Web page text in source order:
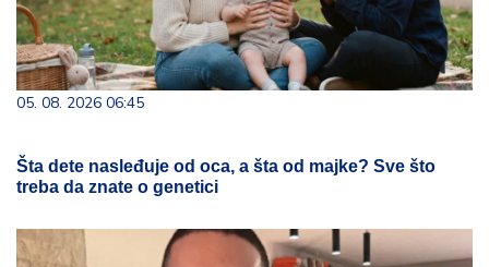
05. 08. 2026 06:45
Šta dete nasleđuje od oca, a šta od majke? Sve što
treba da znate o genetici